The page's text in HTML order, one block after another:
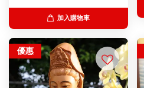
加入購物車
優惠